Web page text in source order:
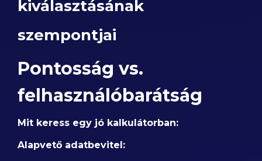
kiválasztásának
szempontjai
Pontosság vs.
felhasználóbarátság
Mit keress egy jó kalkulátorban:
Alapvető adatbevitel: